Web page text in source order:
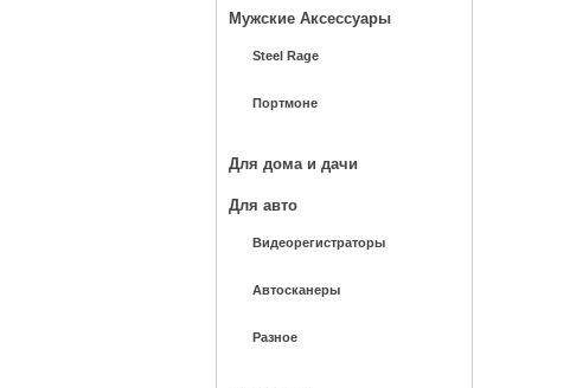
Мужские Аксессуары
Steel Rage
Портмоне
Для дома и дачи
Для авто
Видеорегистраторы
Автосканеры
Разное